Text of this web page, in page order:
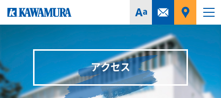
アクセス